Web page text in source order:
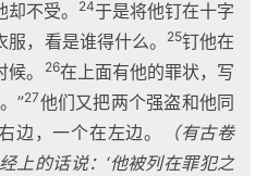
不受。
24于是将他钉在十字
，看是谁得什么。
25钉他在
。
26在上面有他的罪状，写
”27他们又把两个强盗和他同
边，一个在左边。
（有古卷
上的话说：‘他被列在罪犯之